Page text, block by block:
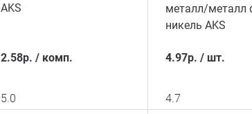
AKS
2.58р. / комп.
5.0
металл/металл
никель AKS
4.97р. /шт.
4.7